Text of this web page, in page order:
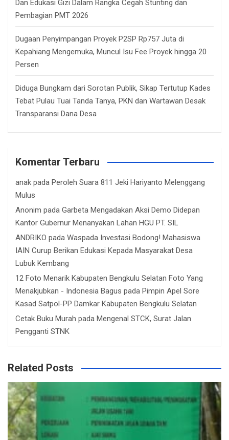
Dan Edukasi Gizi Dalam Rangka Cegah Stunting dan
Pembagian PMT 2026
Dugaan Penyimpangan Proyek P2SP Rp757 Juta di
Kepahiang Mengemuka, Muncul Isu Fee Proyek hingga 20
Persen
Diduga Bungkam dari Sorotan Publik, Sikap Tertutup Kades
Tebat Pulau Tuai Tanda Tanya, PKN dan Wartawan Desak
Transparansi Dana Desa
Komentar Terbaru
anak pada Peroleh Suara 811 Jeki Hariyanto Melenggang
Mulus
Anonim pada Garbeta Mengadakan Aksi Demo Didepan
Kantor Gubernur Menanyakan Lahan HGU PT. SIL
ANDRIKO pada Waspada Investasi Bodong! Mahasiswa
IAIN Curup Berikan Edukasi Kepada Masyarakat Desa
Lubuk Kembang
12 Foto Menarik Kabupaten Bengkulu Selatan Foto Yang
Menakjubkan - Indonesia Bagus pada Pimpin Apel Sore
Kasad Satpol-PP Damkar Kabupaten Bengkulu Selatan
Cetak Buku Murah pada Mengenal STCK, Surat Jalan
Pengganti STNK
Related Posts